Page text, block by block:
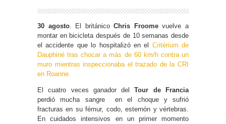
30 agosto. El británicoChris Froomevuelve a
montar en bicicleta después de 10 semanas desde
el accidente que lo hospitalizó en el Critérium de
Dauphiné tras chocar a más de 60 km/h contra un
muro mientras inspeccionaba el trazado de la CRI
en Roanne.
El cuatro veces ganador delTour de Francia
perdió mucha sangre en el choque y sufrió
fracturas en su fémur, codo, esternón y vértebras.
En cuidados intensivos en un primer momento